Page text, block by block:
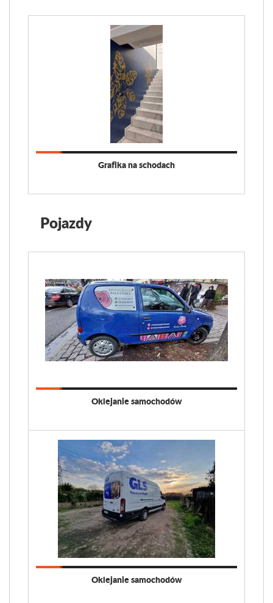
Grafika na schodach
Pojazdy
Oklejanie samochodów
Oklejanie samochodów